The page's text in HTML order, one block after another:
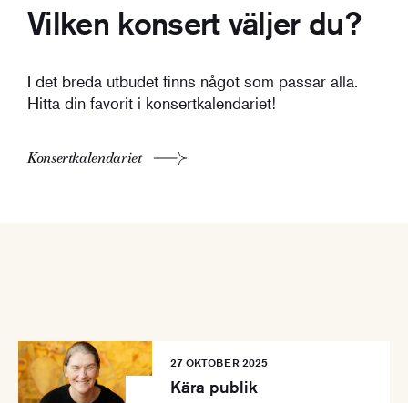
Vilken konsert väljer du?
I det breda utbudet finns något som passar alla.
Hitta din favorit i konsertkalendariet!
Konsertkalendariet
27 OKTOBER 2025
Kära publik